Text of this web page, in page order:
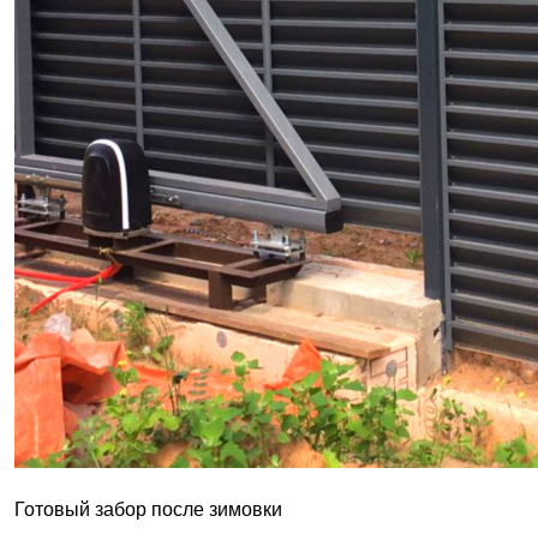
Готовый забор после зимовки